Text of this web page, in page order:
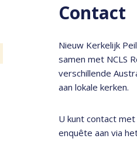
Contact
Nieuw Kerkelijk
samen met NCLS
verschillende
aan lokale kerken.
U kunt contact
enquête aan via